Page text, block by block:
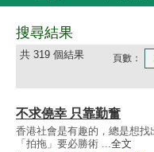
搜尋結果
共 319 個結果 頁數：
不求僥幸 只靠勤奮
香港社會是有趣的，總是想找
「拍拖」要必勝術 ...全文